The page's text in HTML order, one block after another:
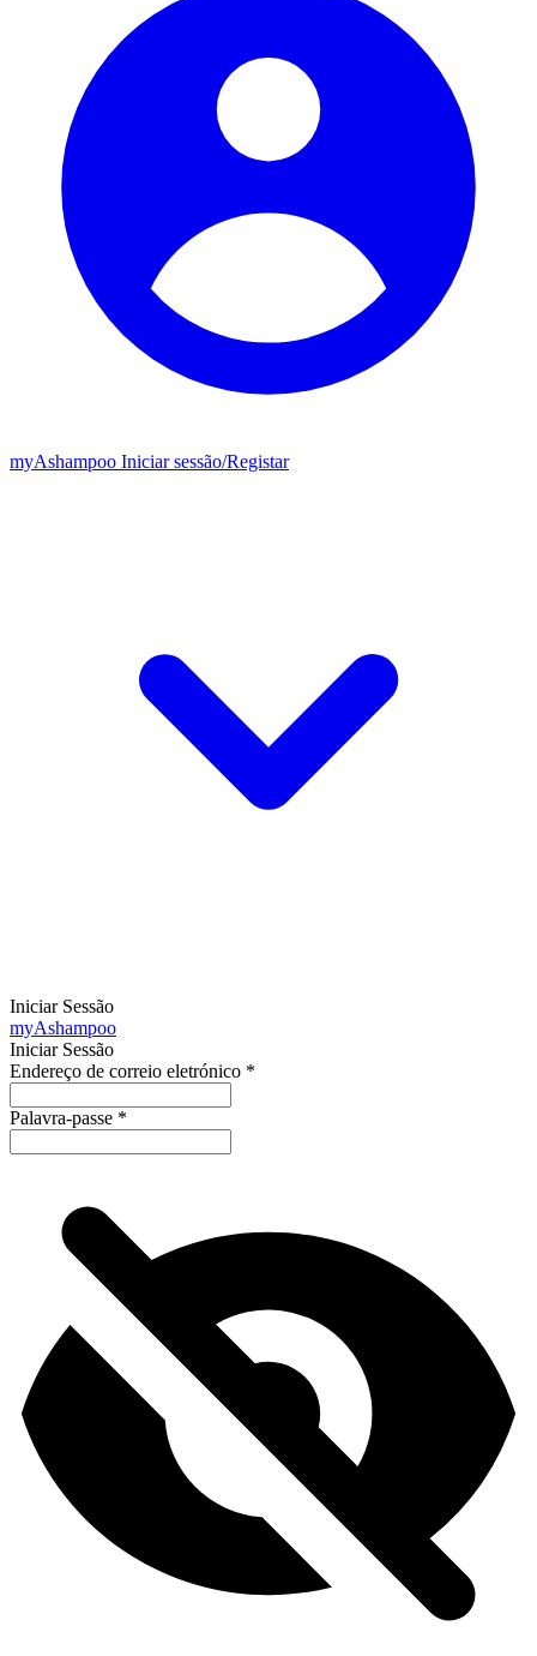
myAshampoo Iniciar sessão/Registar
Iniciar Sessão
myAshampoo
Iniciar Sessão
Endereço de correio eletrónico *
Palavra-passe *